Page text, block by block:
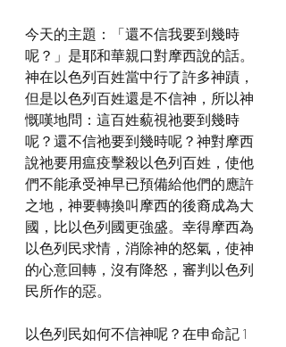
今天的主題：「還不信我要到幾時
呢？」是耶和華親口對摩西說的話。
神在以色列百姓當中行了許多神蹟，
但是以色列百姓還是不信神，所以神
慨嘆地問：這百姓藐視祂要到幾時
呢？還不信祂要到幾時呢？神對摩西
說祂要用瘟疫擊殺以色列百姓，使他
們不能承受神早已預備給他們的應許
之地，神要轉換叫摩西的後裔成為大
國，比以色列國更強盛。幸得摩西為
以色列民求情，消除神的怒氣，使神
的心意回轉，沒有降怒，審判以色列
民所作的惡。
以色列民如何不信神呢？在申命記 1